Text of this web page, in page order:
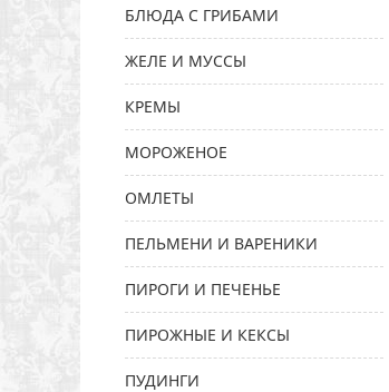
БЛЮДА С ГРИБАМИ
ЖЕЛЕ И МУССЫ
КРЕМЫ
МОРОЖЕНОЕ
ОМЛЕТЫ
ПЕЛЬМЕНИ И ВАРЕНИКИ
ПИРОГИ И ПЕЧЕНЬЕ
ПИРОЖНЫЕ И КЕКСЫ
ПУДИНГИ